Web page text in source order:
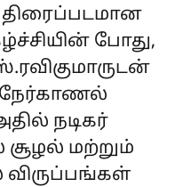
போது,
நேர்காணல்
நடிகர்
சூழல் மற்றும்